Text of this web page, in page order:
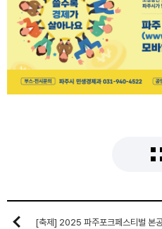
[축제] 2025 파주포크페스티벌 본